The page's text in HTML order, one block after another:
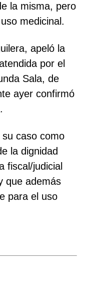
la misma, pero
medicinal.
apeló la
por el
Sala, de
ayer confirmó
caso como
la dignidad
fiscal/judicial
que además
para el uso